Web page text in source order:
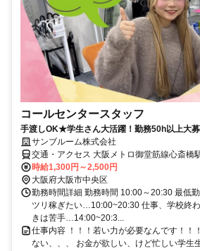
コールセンタースタッフ
手渡しOK★学生さん大活躍！勤務50h以上大募
サンブルーム株式会社
交通・アクセス 大阪メトロ御堂筋線心斎橋
駅徒歩3分
時給1,300円～2,500円
大阪府大阪市中央区
勤務時間詳細 勤務時間 10:00～20:30 最低
ツリ稼ぎたい…10:00~20:30 仕事、学校終
きは苦手…14:00~20:3...
仕事内容 ！！！若い力が必要なんです！！
ない、、、 お金が欲しい、けど忙しい学生